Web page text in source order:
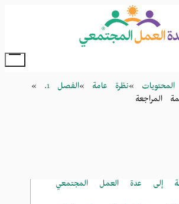
المحتويات نظرة عامة
الفصل 1.
المراجعة
إلى عدة العمل المجتمعي